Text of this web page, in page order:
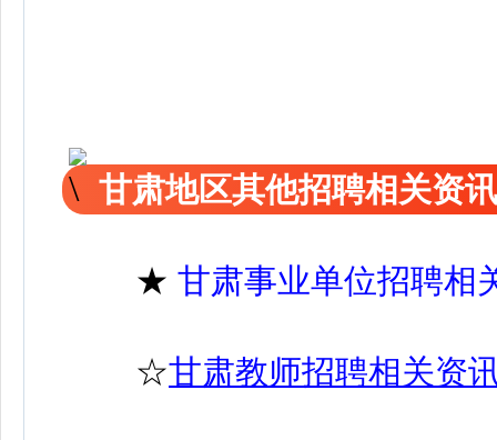
甘肃地区其他招聘相关资
★ 甘肃事业单位招聘相
☆甘肃教师招聘相关资